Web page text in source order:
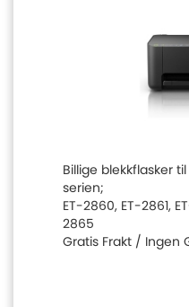
Billige blekkflasker
serien;
ET-2860, ET-2861,
2865
Gratis Frakt / Ingen